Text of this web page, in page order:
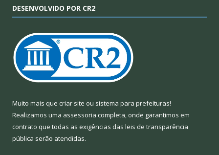
DESENVOLVIDO POR CR2
Muito mais que criar site ou sistema para prefeituras!
Realizamos uma assessoria completa, onde garantimos em
contrato que todas as exigências das leis de transparência
pública serão atendidas.